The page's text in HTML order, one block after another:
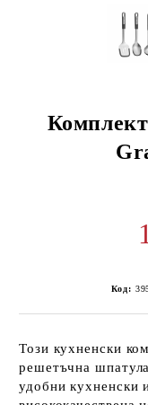
Код:
Този кухненски
решетъчна
удобни кухненски